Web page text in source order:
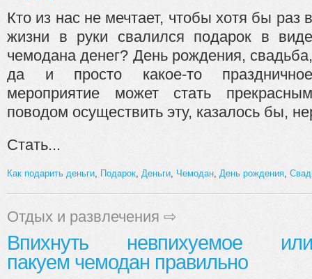
Кто из нас не мечтает, чтобы хотя бы раз в
жизни в руки свалился подарок в виде
чемодана денег? День рождения, свадьба,
да и просто какое-то праздничное
мероприятие может стать прекрасным
поводом осуществить эту, казалось бы,
Стать...
Как подарить деньги, Подарок, Деньги, Чемодан, День рождения,
Отдых и развлечения ⇨
Впихнуть невпихуемое или
пакуем чемодан правильно